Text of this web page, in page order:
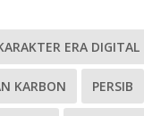
ERA DIGITAL
KARBON PERSIB